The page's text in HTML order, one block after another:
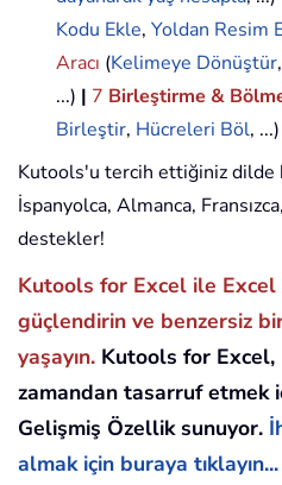
Kodu Ekle, Yoldan Resim
Aracı (Kelimeye Dönüştür,
...) | 7 Birleştirme &
Birleştir, Hücreleri Böl, ...)
Kutools'u tercih ettiğiniz dilde
İspanyolca, Almanca,
destekler!
Kutools for Excel ile
güçlendirin ve benzersiz
yaşayın. Kutools for Excel,
zamandan tasarruf etmek
Gelişmiş Özellik sunuyor.
almak için buraya tıklayın...